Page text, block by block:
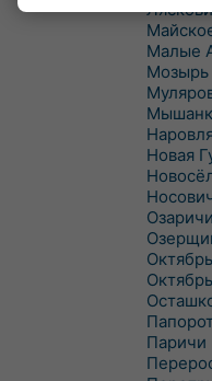
Малые
Мозырь
Новая
Озаричи
Октябрь
Паричи